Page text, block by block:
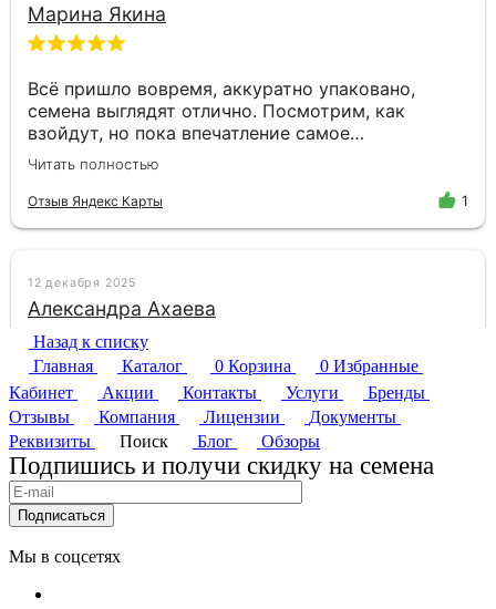
Назад к списку
Главная
Каталог 0 Корзина 0 Избранные
Кабинет
Акции Контакты Услуги
Бренды
Отзывы
Компания Лицензии
Документы
Реквизиты
Поиск Блог Обзоры
Подпишись и получи скидку на семена
Подписаться
Мы в соцсетях